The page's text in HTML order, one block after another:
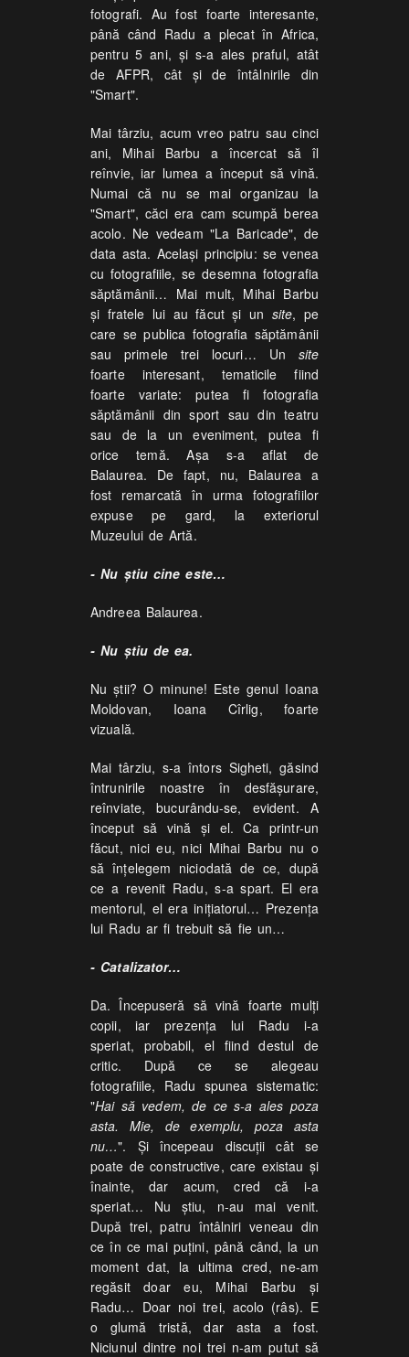
fotografi. Au fost foarte interesante,
până când Radu a plecat în Africa,
pentru 5 ani, și s-a ales praful, atât
de AFPR, cât și de întâlnirile din
"Smart".
Mai târziu, acum vreo patru sau cinci
ani, Mihai Barbu a încercat să îl
reînvie, iar lumea a început să vină.
Numai că nu se mai organizau la
"Smart", căci era cam scumpă berea
acolo. Ne vedeam "La Baricade", de
data asta. Același principiu: se venea
cu fotografiile, se desemna fotografia
săptămânii… Mai mult, Mihai Barbu
și fratele lui au făcut și un site, pe
care se publica fotografia săptămânii
sau primele trei locuri… Un site
foarte interesant, tematicile fiind
foarte variate: putea fi fotografia
săptămânii din sport sau din teatru
sau de la un eveniment, putea fi
orice temă. Așa s-a aflat de
Balaurea. De fapt, nu, Balaurea a
fost remarcată în urma fotografiilor
expuse pe gard, la exteriorul
Muzeului de Artă.
- Nu știu cine este…
Andreea Balaurea.
- Nu știu de ea.
Nu știi? O minune! Este genul Ioana
Moldovan, Ioana Cîrlig, foarte
vizuală.
Mai târziu, s-a întors Sigheti, găsind
întrunirile noastre în desfășurare,
reînviate, bucurându-se, evident. A
început să vină și el. Ca printr-un
făcut, nici eu, nici Mihai Barbu nu o
să înțelegem niciodată de ce, după
ce a revenit Radu, s-a spart. El era
mentorul, el era inițiatorul… Prezența
lui Radu ar fi trebuit să fie un…
- Catalizator…
Da. Începuseră să vină foarte mulți
copii, iar prezența lui Radu i-a
speriat, probabil, el fiind destul de
critic. După ce se alegeau
fotografiile, Radu spunea sistematic:
"Hai să vedem, de ce s-a ales poza
asta. Mie, de exemplu, poza asta
nu…". Și începeau discuții cât se
poate de constructive, care existau și
înainte, dar acum, cred că i-a
speriat… Nu știu, n-au mai venit.
După trei, patru întâlniri veneau din
ce în ce mai puțini, până când, la un
moment dat, la ultima cred, ne-am
regăsit doar eu, Mihai Barbu și
Radu… Doar noi trei, acolo (râs). E
o glumă tristă, dar asta a fost.
Niciunul dintre noi trei n-am putut să